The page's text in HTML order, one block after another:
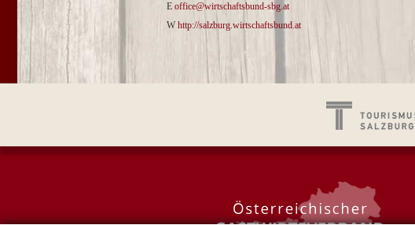
E office@wirtschaftsbund-sbg.at
W http://salzburg.wirtschaftsbund.at